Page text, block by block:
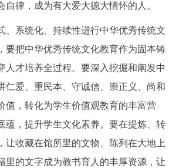
自律，成为有大爱大德大情怀的人。
系统化、持续性进行中华优秀传统文
要把中华优秀传统文化教育作为固本铸
人才培养全过程。要深入挖掘和阐发中
仁爱、重民本、守诚信、崇正义、尚和
值，转化为学生价值观教育的丰富营
蕴，提升学生文化素养。要在提炼、转
让收藏在馆所里的文物、陈列在大地上
里的文字成为教书育人的丰厚资源，让